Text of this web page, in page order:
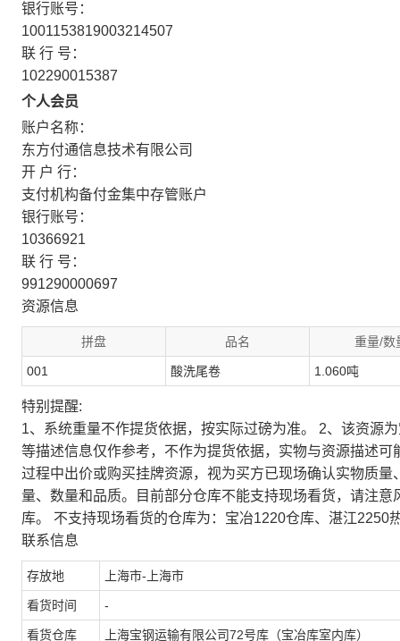
银行账号：
1001153819003214507
联 行 号：
102290015387
个人会员
账户名称：
东方付通信息技术有限公司
开 户 行：
支付机构备付金集中存管账户
银行账号：
10366921
联 行 号：
991290000697
资源信息
拼盘 品名 重量/数
001 酸洗尾卷 1.060吨
特别提醒:
1、系统重量不作提货依据，按实际过磅为准。 2、该资源
等描述信息仅作参考，不作为提货依据，实物与资源描述
过程中出价或购买挂牌资源，视为买方已现场确认实物质
量、数量和品质。目前部分仓库不能支持现场看货，请注
库。 不支持现场看货的仓库为：宝冶1220仓库、湛江2250
联系信息
存放地 上海市-上海市
看货时间 -
看货仓库 上海宝钢运输有限公司72号库（宝冶库室内库）